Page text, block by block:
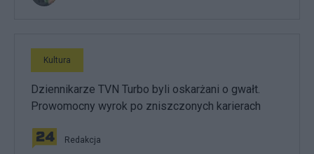
Kultura
Dziennikarze TVN Turbo byli oskarżani o gwałt.
Prowomocny wyrok po zniszczonych karierach
Redakcja